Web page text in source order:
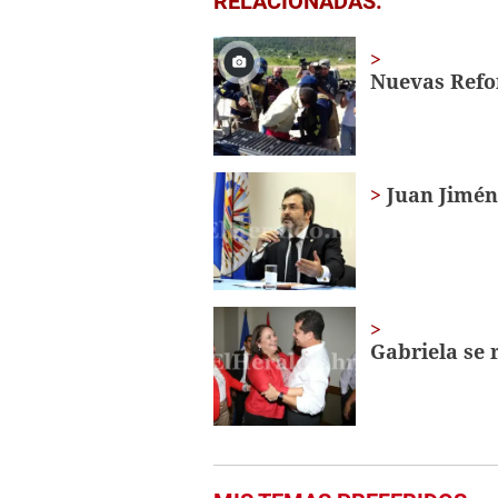
seconds
29
secondsVolume
0%
Nuevas
Juan
Gabriela se